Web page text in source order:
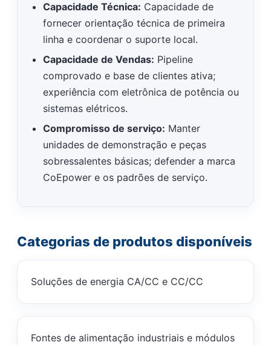
Capacidade Técnica: Capacidade de
fornecer orientação técnica de primeira
linha e coordenar o suporte local.
Capacidade de Vendas: Pipeline
comprovado e base de clientes ativa;
experiência com eletrônica de potência ou
sistemas elétricos.
Compromisso de serviço: Manter
unidades de demonstração e peças
sobressalentes básicas; defender a marca
CoEpower e os padrões de serviço.
Categorias de produtos disponíveis
Soluções de energia CA/CC e CC/CC
Fontes de alimentação industriais e módulos